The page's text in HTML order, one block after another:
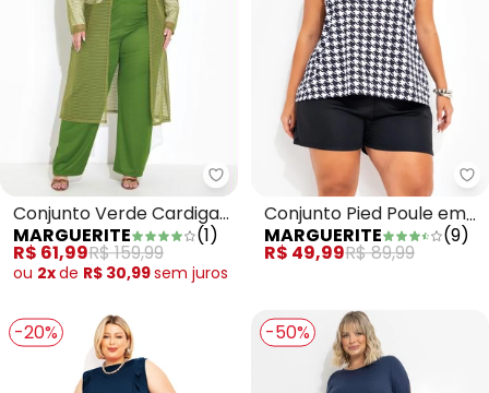
Marguerite - Conjunto Verde
Conjunto Verde Cardigan
e Calça Plus Size
MARGUERITE (1)
R$ 61,99R$ 159,99
ou 2xde R$ 30,99sem juros
Conjunto Pied Poule em
Malha
MARGUERITE (9)
R$ 49,99R$ 89,99
-20% -50%